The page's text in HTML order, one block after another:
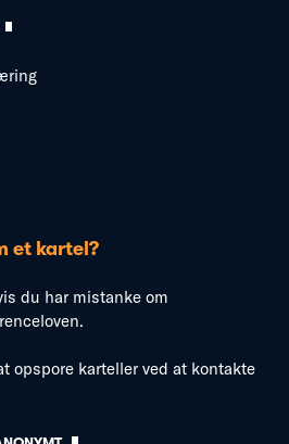
et kartel?
du har mistanke om
opspore karteller ved at kontakte